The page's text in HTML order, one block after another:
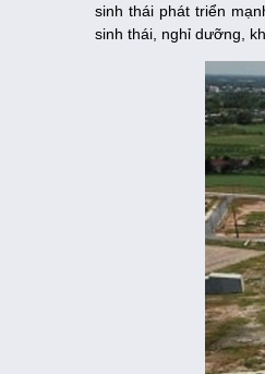
sinh thái phát triển
sinh thái, nghỉ dưỡng,